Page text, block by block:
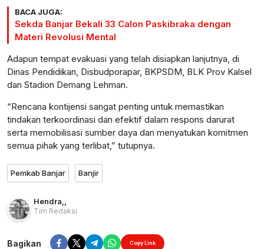
BACA JUGA:
Sekda Banjar Bekali 33 Calon Paskibraka dengan
Materi Revolusi Mental
Adapun tempat evakuasi yang telah disiapkan lanjutnya, di
Dinas Pendidikan, Disbudporapar, BKPSDM, BLK Prov Kalsel
dan Stadion Demang Lehman.
“Rencana kontijensi sangat penting untuk memastikan
tindakan terkoordinasi dan efektif dalam respons darurat
serta memobilisasi sumber daya dan menyatukan komitmen
semua pihak yang terlibat,” tutupnya.
Pemkab Banjar Banjir
Hendra
Tim Redaksi
Bagikan Copy Link